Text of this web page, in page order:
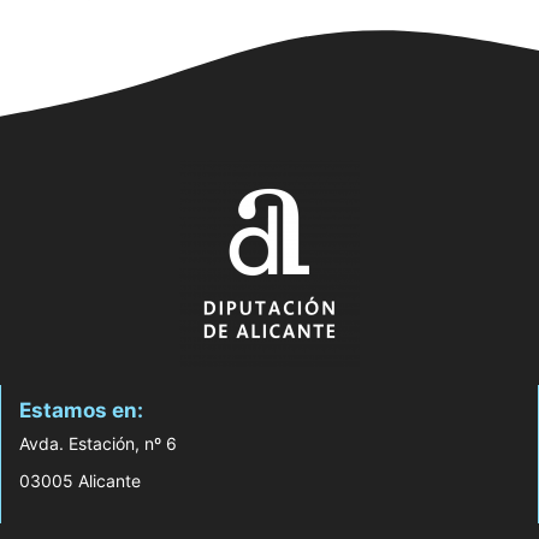
Estamos en:
Avda. Estación, nº 6
03005 Alicante